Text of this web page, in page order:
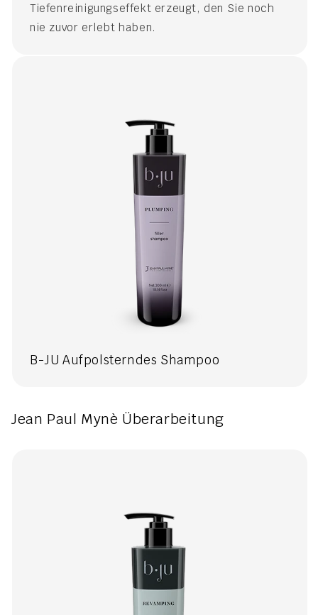
Tiefenreinigungseffekt erzeugt, den Sie noch
nie zuvor erlebt haben.
B-JU Aufpolsterndes Shampoo
Jean Paul Mynè Überarbeitung